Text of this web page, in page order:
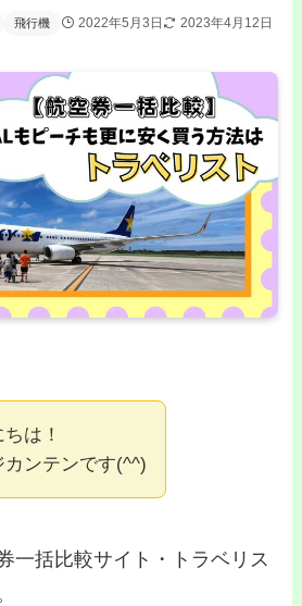
飛行機 2022年5月3日 2023年4月12日
は！
カンテンです(^^)
一括比較サイト・トラベリス